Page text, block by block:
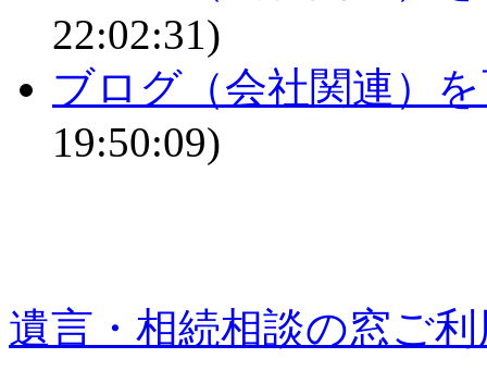
22:02:31)
ブログ（会社関連）
19:50:09)
遺言・相続相談の窓ご